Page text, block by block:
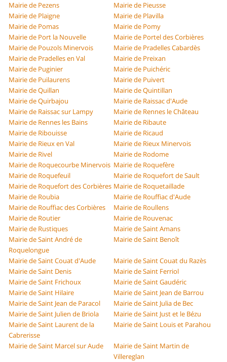
Mairie de Pezens
Mairie de Pieusse
Mairie de Plaigne
Mairie de Plavilla
Mairie de Pomas
Mairie de Pomy
Mairie de Port la Nouvelle
Mairie de Portel des Corbières
Mairie de Pouzols Minervois
Mairie de Pradelles Cabardès
Mairie de Pradelles en Val
Mairie de Preixan
Mairie de Puginier
Mairie de Puichéric
Mairie de Puilaurens
Mairie de Puivert
Mairie de Quillan
Mairie de Quintillan
Mairie de Quirbajou
Mairie de Raissac d'Aude
Mairie de Raissac sur Lampy
Mairie de Rennes le Château
Mairie de Rennes les Bains
Mairie de Ribaute
Mairie de Ribouisse
Mairie de Ricaud
Mairie de Rieux en Val
Mairie de Rieux Minervois
Mairie de Rivel
Mairie de Rodome
Mairie de Roquecourbe Minervois Mairie de Roquefère
Mairie de Roquefeuil
Mairie de Roquefort de Sault
Mairie de Roquefort des Corbières Mairie de Roquetaillade
Mairie de Roubia
Mairie de Rouffiac d'Aude
Mairie de Rouffiac des Corbières
Mairie de Roullens
Mairie de Routier
Mairie de Rouvenac
Mairie de Rustiques
Mairie de Saint Amans
Mairie de Saint André de
Roquelongue
Mairie de Saint Benoît
Mairie de Saint Couat d'Aude
Mairie de Saint Couat du Razès
Mairie de Saint Denis
Mairie de Saint Ferriol
Mairie de Saint Frichoux
Mairie de Saint Gaudéric
Mairie de Saint Hilaire
Mairie de Saint Jean de Barrou
Mairie de Saint Jean de Paracol
Mairie de Saint Julia de Bec
Mairie de Saint Julien de Briola
Mairie de Saint Just et le Bézu
Mairie de Saint Laurent de la
Cabrerisse
Mairie de Saint Louis et Parahou
Mairie de Saint Marcel sur Aude
Mairie de Saint Martin de
Villereglan